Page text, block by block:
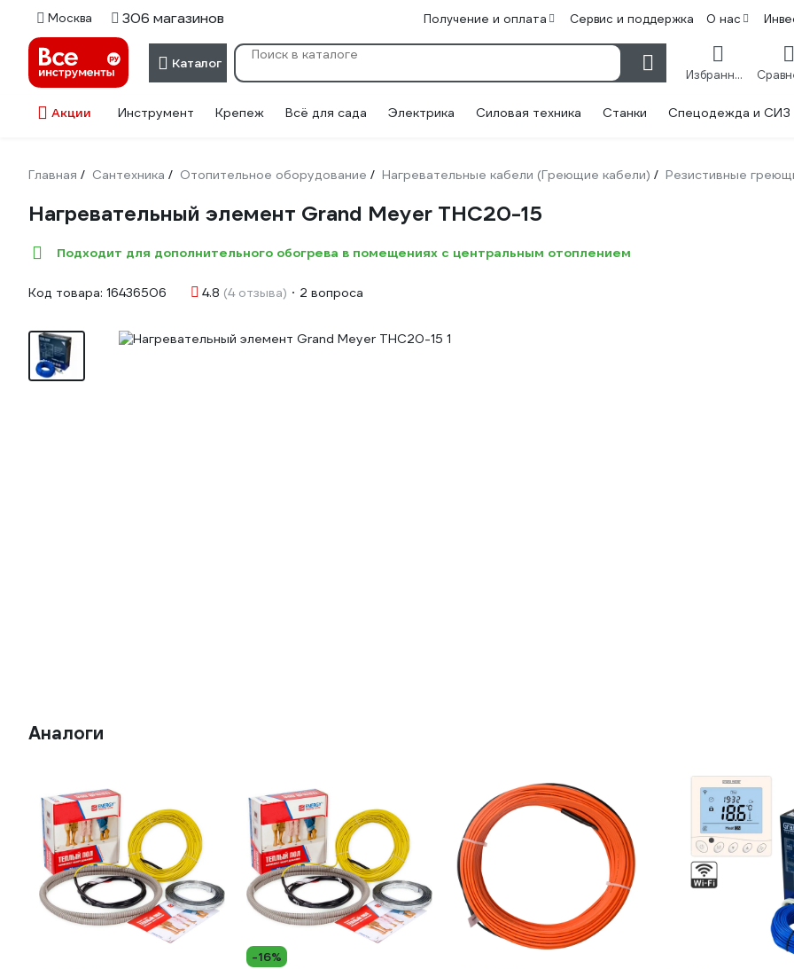
Москва 306 магазинов Получение и оплата Сервис и поддержка О нас
Каталог
Избранное
Акции Инструмент Крепеж Всё для сада Электрика Силовая техника Станки Спецодежда и СИЗ
Главная / Сантехника / Отопительное оборудование / Нагревательные кабели (Греющие кабели) / Резистивные
Нагревательный элемент Grand Meyer THC20-15
Подходит для дополнительного обогрева в помещениях с центральным отоплением
Код товара: 16436506 4.8 (4 отзыва) 2 вопроса
Аналоги
-16%